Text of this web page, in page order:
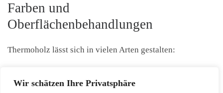
Wir schätzen Ihre Privatsphäre
Farben und
Oberflächenbehandlungen
Thermoholz lässt sich in vielen Arten gestalten: